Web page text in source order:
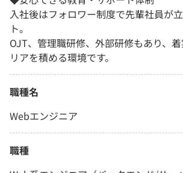
入社後はフォロワー制度で先輩社員が
ト。
OJT、管理職研修、外部研修もあり、
リアを積める環境です。
職種名
Webエンジニア
職種